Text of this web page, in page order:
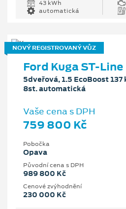
43 kWh
automatická
NOVÝ REGISTROVANÝ VŮZ
Ford Kuga ST-Line
5dveřová, 1.5 EcoBoost 137
8st. automatická
Vaše cena s DPH
759 800 Kč
Pobočka
Opava
Původní cena s DPH
989 800 Kč
Cenové zvýhodnění
230 000 Kč